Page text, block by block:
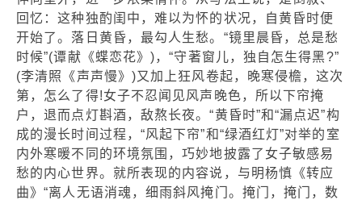
回忆：这种独酌闺中，难以为怀的状况，自黄昏时便
开始了。落日黄昏，最勾人生愁。“镜里晨昏，总是愁
时候”(谭献《蝶恋花》)，“守著窗儿，独自怎生得黑?”
(李清照《声声慢》)又加上狂风卷起，晚寒侵檐，这次
第，怎么了得!女子不忍闻见风声晚色，所以下帘掩
户，退而点灯斟酒，敌熬长夜。“黄昏时”和“漏点迟”构
成的漫长时间过程，“风起下帘”和“绿酒红灯”对举的室
内外寒暖不同的环境氛围，巧妙地披露了女子敏感易
愁的内心世界。就所表现的内容说，与明杨慎《转应
曲》“离人无语消魂，细雨斜风掩门。掩门，掩门，数